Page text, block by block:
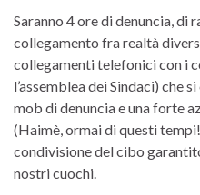
Saranno 4 ore di denuncia, di
collegamento fra realtà
collegamenti telefonici con i
l’assemblea dei Sindaci) che
mob di denuncia e una forte
(Haimè, ormai di questi
condivisione del cibo
nostri cuochi.